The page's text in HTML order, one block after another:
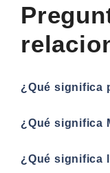
¿Qué significa
¿Qué significa
¿Qué significa